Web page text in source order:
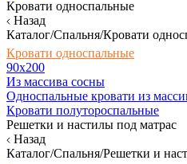
Кровати односпальные
Назад
Каталог/Спальня/Кровати
Кровати односпальные
90х200
Из массива сосны
Односпальные кровати из
Кровати полутороспальные
Решетки и настилы под матрас
Назад
Каталог/Спальня/Решетки и